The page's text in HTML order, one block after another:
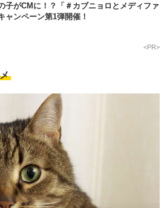
子がCMに！？「＃カブニョロとメディファ
ャンペーン第1弾開催！
<PR>